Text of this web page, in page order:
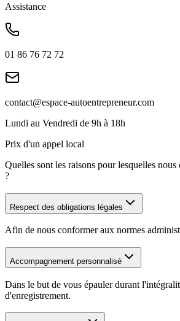
Assistance
01 86 76 72 72
contact@espace-autoentrepreneur.com
Lundi au Vendredi de 9h à 18h
Prix d'un appel local
Quelles sont les raisons pour lesquelles nous
?
Respect des obligations légales
Afin de nous conformer aux normes
Accompagnement personnalisé
Dans le but de vous épauler durant
d'enregistrement.